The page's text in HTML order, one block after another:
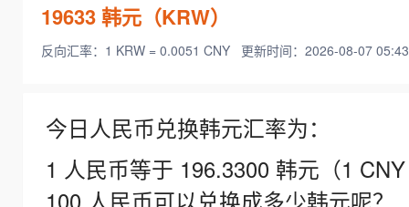
19633韩元（KRW）
反向汇率：1 KRW = 0.0051 CNY 更新时间：2026-08-07
今日人民币兑换韩元汇率为：
1 人民币等于 196.3300 韩元（1